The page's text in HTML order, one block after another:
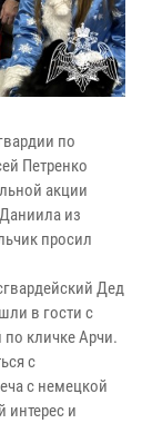
по
Петренко
акции
из
просил
Дед
в гости с
кличке Арчи.
с
с немецкой
интерес и